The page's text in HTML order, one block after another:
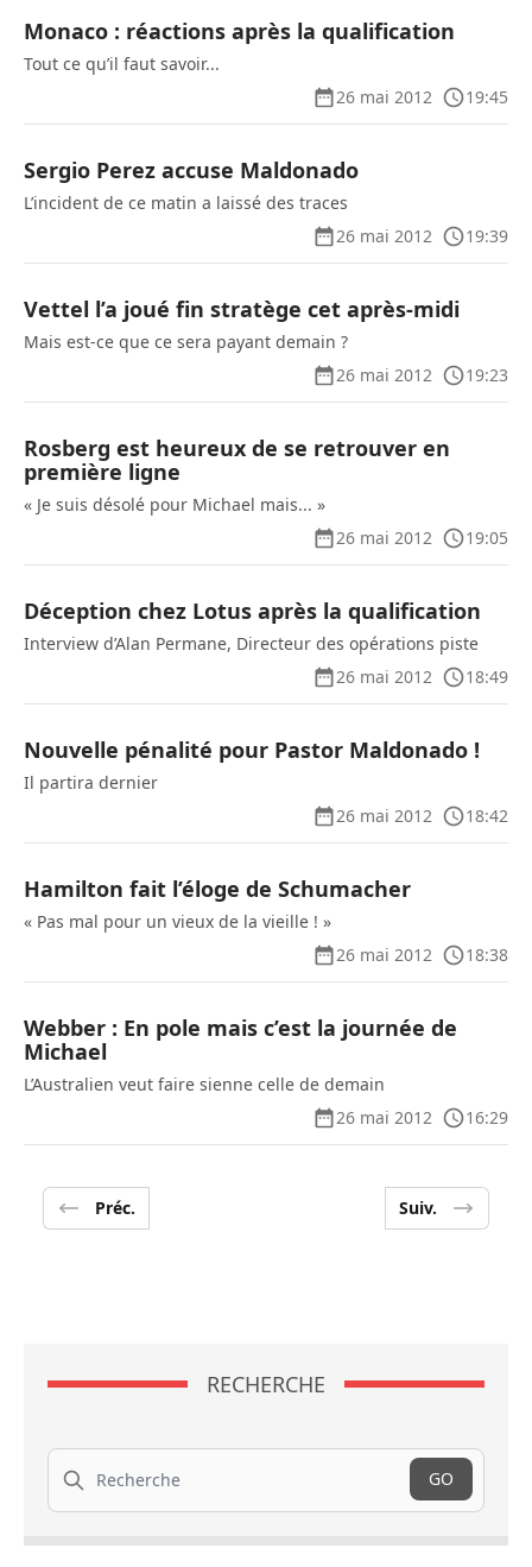
Monaco : réactions après la qualification
Tout ce qu’il faut savoir...
26 mai 2012
19:45
Sergio Perez accuse Maldonado
L’incident de ce matin a laissé des traces
26 mai 2012
19:39
Vettel l’a joué fin stratège cet après-midi
Mais est-ce que ce sera payant demain ?
26 mai 2012
19:23
Rosberg est heureux de se retrouver en
première ligne
« Je suis désolé pour Michael mais... »
26 mai 2012
19:05
Déception chez Lotus après la qualification
Interview d’Alan Permane, Directeur des opérations piste
26 mai 2012
18:49
Nouvelle pénalité pour Pastor Maldonado !
Il partira dernier
26 mai 2012
18:42
Hamilton fait l’éloge de Schumacher
« Pas mal pour un vieux de la vieille ! »
26 mai 2012
18:38
Webber : En pole mais c’est la journée de
Michael
L’Australien veut faire sienne celle de demain
26 mai 2012
16:29
Préc. Suiv.
RECHERCHE
Recherche
GO